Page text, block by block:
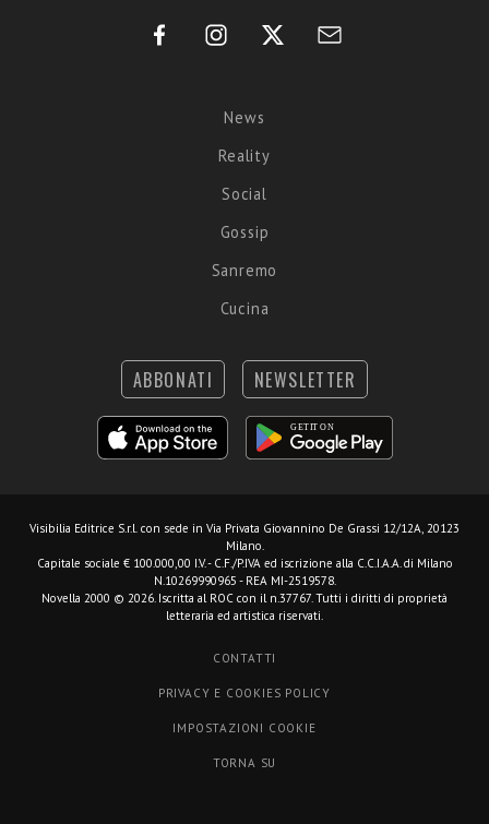
News
Reality
Social
Gossip
Sanremo
Cucina
ABBONATI NEWSLETTER
Visibilia Editrice S.r.l. con sede in Via Privata Giovannino De Grassi 12/12A, 20123
Milano.
Capitale sociale € 100.000,00 I.V. - C.F./P.IVA ed iscrizione alla C.C.I.A.A. di Milano
N.10269990965 - REA MI-2519578.
Novella 2000 © 2026. Iscritta al ROC con il n.37767. Tutti i diritti di proprietà
letteraria ed artistica riservati.
CONTATTI
PRIVACY E COOKIES POLICY
IMPOSTAZIONI COOKIE
TORNA SU